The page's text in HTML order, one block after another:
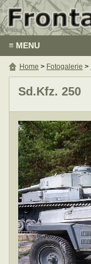
≡ MENU
Sd.Kfz. 250
Home > Fotogalerie >